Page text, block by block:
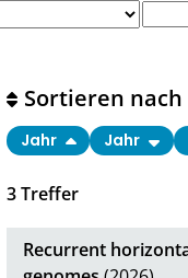
3Treffer
Sortieren nach
Jahr Jahr
Recurrent